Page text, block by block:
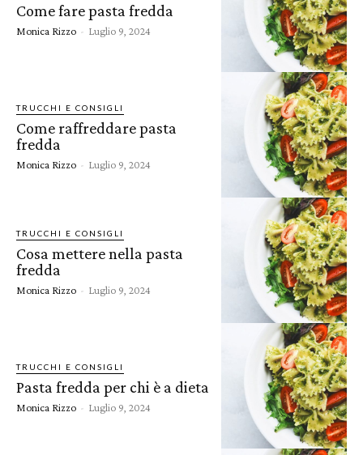
Come fare pasta fredda
Monica Rizzo - Luglio 9, 2024
TRUCCHI E CONSIGLI
Come raffreddare pasta
fredda
Monica Rizzo - Luglio 9, 2024
TRUCCHI E CONSIGLI
Cosa mettere nella pasta
fredda
Monica Rizzo - Luglio 9, 2024
TRUCCHI E CONSIGLI
Pasta fredda per chi è a dieta
Monica Rizzo - Luglio 9, 2024